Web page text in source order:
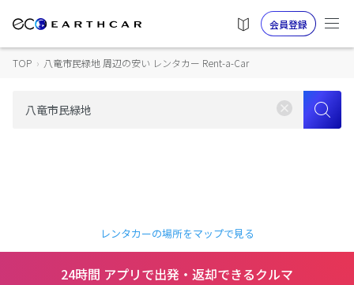
会員登録
TOP › 八竜市民緑地 周辺の安い レンタカー Rent-a-Car
レンタカーの場所をマップで見る
24時間 アプリで出発・返却できるクルマ